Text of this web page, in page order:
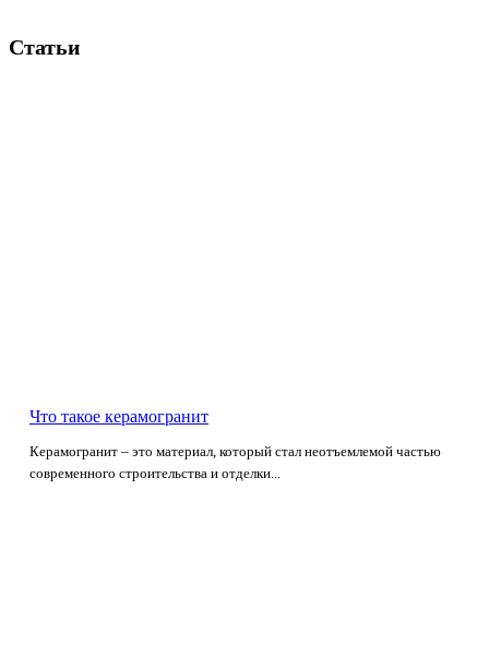
Статьи
Что такое керамогранит
Керамогранит – это материал, который стал неотъемлемой частью
современного строительства и отделки...